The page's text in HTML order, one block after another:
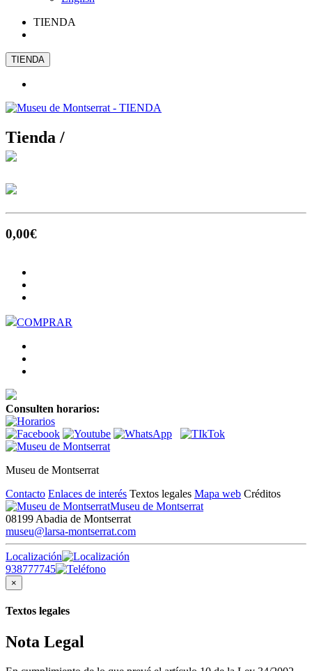
TIENDA
TIENDA
Tienda /
0,00€
COMPRAR
Consulten horarios:
Museu de Montserrat
Contacto Enlaces de interés Textos legales Mapa web Créditos
Museu de Montserrat
08199 Abadia de Montserrat
museu@larsa-montserrat.com
Localización
938777745
×
Textos legales
Nota Legal